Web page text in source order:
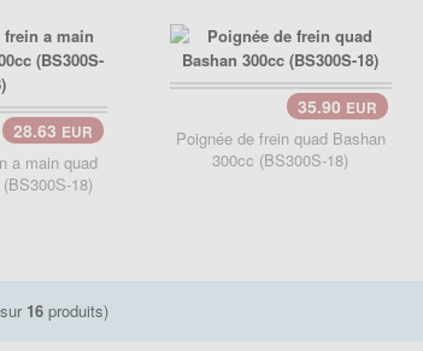
28.63 EUR
a main quad
18)
35.90 EUR
Poignée de frein quad Bashan
300cc (BS300S-18)
16 produits)